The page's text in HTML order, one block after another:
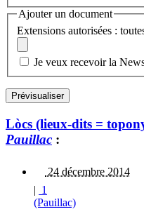
Ajouter un document
Extensions autorisées :
Je veux recevoir la
Lòcs (lieux-dits =
Pauillac :
24 décembre 2014
| 1
(Pauillac)